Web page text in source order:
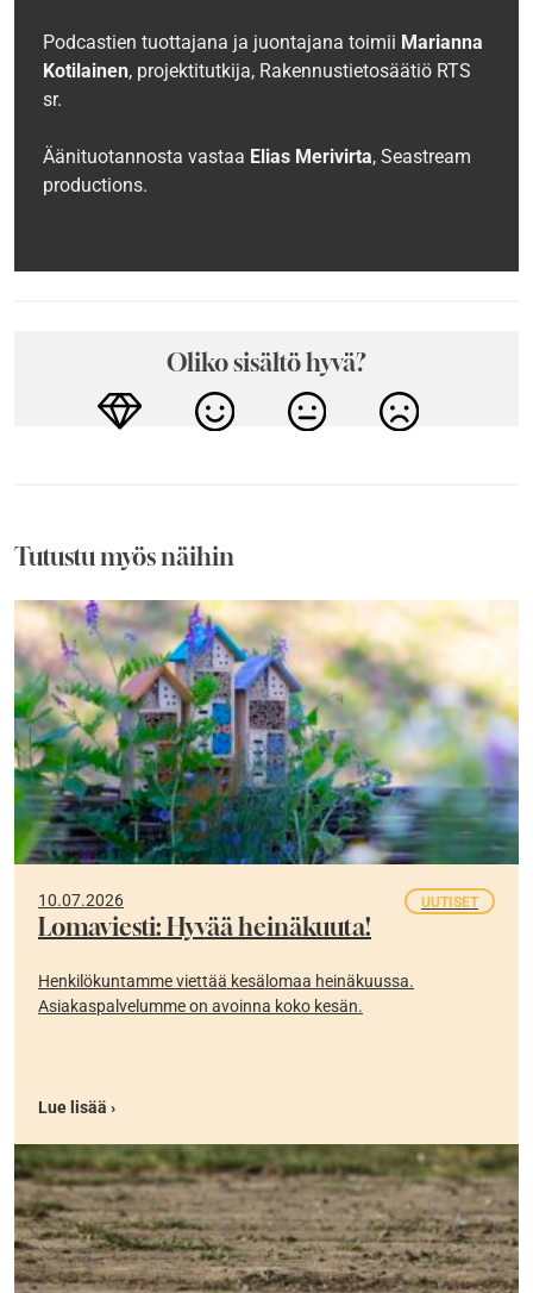
Podcastien tuottajana ja juontajana toimii Marianna
Kotilainen, projektitutkija, Rakennustietosäätiö RTS
sr.
Äänituotannosta vastaa Elias Merivirta, Seastream
productions.
Oliko sisältö hyvä?
Tutustu myös näihin
10.07.2026 UUTISET
Lomaviesti: Hyvää heinäkuuta!
Henkilökuntamme viettää kesälomaa heinäkuussa.
Asiakaspalvelumme on avoinna koko kesän.
Lue lisää ›